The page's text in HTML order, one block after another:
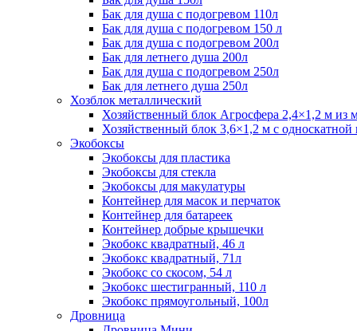
Бак для душа с подогревом 110л
Бак для душа с подогревом 150 л
Бак для душа с подогревом 200л
Бак для летнего душа 200л
Бак для душа с подогревом 250л
Бак для летнего душа 250л
Хозблок металлический
Хозяйственный блок Агросфера 2,4×1,2 м из
Хозяйственный блок 3,6×1,2 м с
Экобоксы
Экобоксы для пластика
Экобоксы для стекла
Экобоксы для макулатуры
Контейнер для масок и перчаток
Контейнер для батареек
Контейнер добрые крышечки
Экобокс квадратный, 46 л
Экобокс квадратный, 71л
Экобокс со скосом, 54 л
Экобокс шестигранный, 110 л
Экобокс прямоугольный, 100л
Дровница